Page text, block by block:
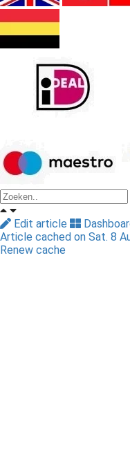
Edit article
Article cached on Sat. 8
Renew cache